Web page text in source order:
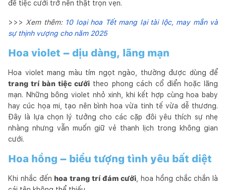
để tiệc cưới trở nên thật trọn vẹn.
>>> Xem thêm: 10 loại hoa Tết mang lại tài lộc, may mắn và
sự thịnh vượng cho năm 2025
Hoa violet – dịu dàng, lãng mạn
Hoa violet mang màu tím ngọt ngào, thường được dùng để
trang trí bàn tiệc cưới theo phong cách cổ điển hoặc lãng
mạn. Những bông violet nhỏ xinh, khi kết hợp cùng hoa baby
hay cúc họa mi, tạo nên bình hoa vừa tinh tế vừa dễ thương.
Đây là lựa chọn lý tưởng cho các cặp đôi yêu thích sự nhẹ
nhàng nhưng vẫn muốn giữ vẻ thanh lịch trong không gian
cưới.
Hoa hồng – biểu tượng tình yêu bất diệt
Khi nhắc đến hoa trang trí đám cưới , hoa hồng chắc chắn là